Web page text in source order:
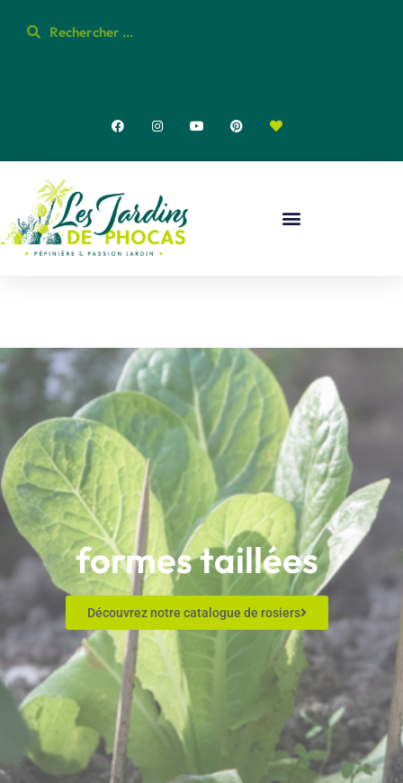
formes taillées
Découvrez notre catalogue de rosiers